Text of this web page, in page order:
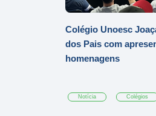
Colégio Unoesc
dos Pais com
homenagens
Notícia Colégios